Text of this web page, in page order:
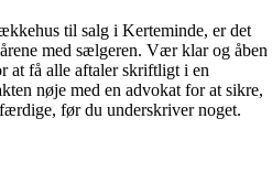
til salg i Kerteminde, er det
med sælgeren. Vær klar og åben
at få alle aftaler skriftligt i en
nøje med en advokat for at sikre,
før du underskriver noget.